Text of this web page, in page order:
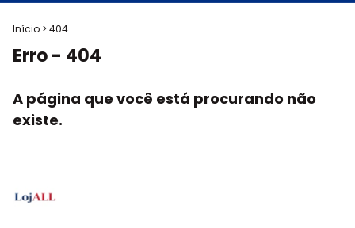
Início > 404
Erro - 404
A página que você está procurando não
existe.